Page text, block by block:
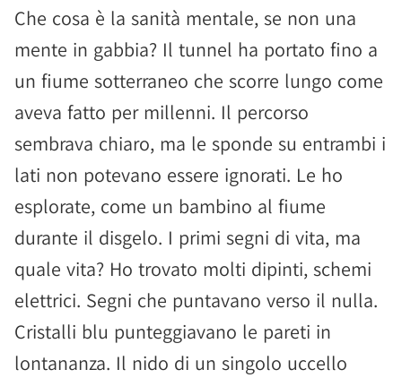
Che cosa è la sanità mentale, se non una
mente in gabbia? Il tunnel ha portato fino a
un fiume sotterraneo che scorre lungo come
aveva fatto per millenni. Il percorso
sembrava chiaro, ma le sponde su entrambi i
lati non potevano essere ignorati. Le ho
esplorate, come un bambino al fiume
durante il disgelo. I primi segni di vita, ma
quale vita? Ho trovato molti dipinti, schemi
elettrici. Segni che puntavano verso il nulla.
Cristalli blu punteggiavano le pareti in
lontananza. Il nido di un singolo uccello